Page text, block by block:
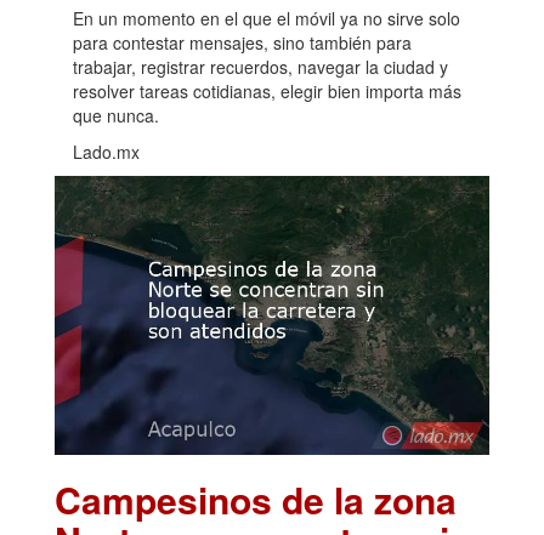
En un momento en el que el móvil ya no sirve solo
para contestar mensajes, sino también para
trabajar, registrar recuerdos, navegar la ciudad y
resolver tareas cotidianas, elegir bien importa más
que nunca.
Lado.mx
Campesinos de la zona